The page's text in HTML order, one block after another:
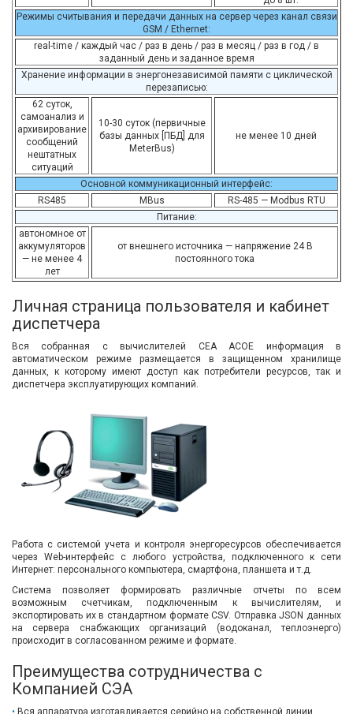
Режимы считывания и передачи данных на сервер через канал связи
GSM / Ethernet:
real-time / каждый час / раз в день / раз в месяц / раз в год / в
заданный день и заданное время
Хранение информации в энергонезависимой памяти с циклической
перезаписью:
62 суток,
самоанализ и
архивирование
сообщений
нештатных
ситуаций
10-30 суток (первичные
базы данных [ПБД] для
МeterBus)
не менее 10 дней
Основной коммуникационный интерфейс:
RS485
MBus
RS-485 — Modbus RTU
Питание:
автономное от
аккумуляторов
— не менее 4
лет
от внешнего источника — напряжение 24 В
постоянного тока
Личная страница пользователя и кабинет
диспетчера
Вся собранная с вычислителей СЕА АСОЕ информация в
автоматическом режиме размещается в защищенном хранилище
данных, к которому имеют доступ как потребители ресурсов, так и
диспетчера эксплуатирующих компаний.
Работа с системой учета и контроля энергоресурсов обеспечивается
через Web-интерфейс с любого устройства, подключенного к сети
Интернет: персонального компьютера, смартфона, планшета и т.д.
Система позволяет формировать различные отчеты по всем
возможным счетчикам, подключенным к вычислителям, и
экспортировать их в стандартном формате CSV. Отправка JSON данных
на сервера снабжающих организаций (водоканал, теплоэнерго)
происходит в согласованном режиме и формате.
Преимущества сотрудничества с
Компанией СЭА
Вся аппаратура изготавливается серийно на собственной линии